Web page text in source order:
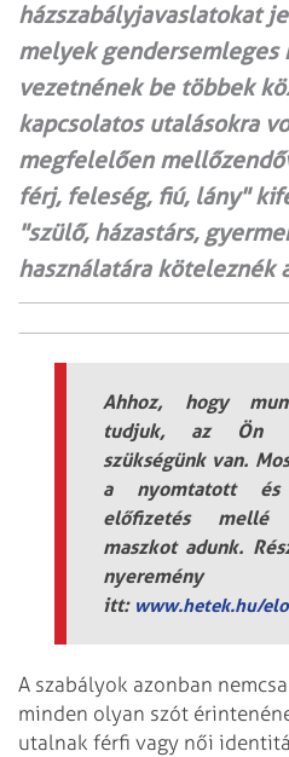
házszabályjavaslatokat
melyek gendersemleges
vezetnének be többek
kapcsolatos utalásokra
megfelelően
férj, feleség, fiú, lány"
"szülő, házastárs,
használatára köteleznék
Ahhoz, hogy
tudjuk, az Ön
szükségünk van.
a nyomtatott
előfizetés mellé
maszkot adunk.
itt: www.hetek.hu/
A szabályok azonban
minden olyan szót
utalnak férfi vagy női